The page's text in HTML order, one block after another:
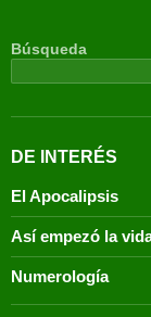
Búsqueda
DE INTERÉS
El Apocalipsis
Así empezó la
Numerología